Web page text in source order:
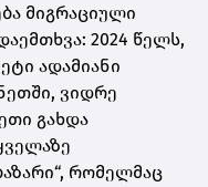
მიგრაციული
2024 წელს,
ადამიანი
ვიდრე
გახდა
რომელმაც